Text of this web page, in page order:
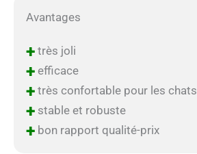
Avantages
+très joli
+efficace
+très confortable pour les chats
+stable et robuste
+bon rapport qualité-prix